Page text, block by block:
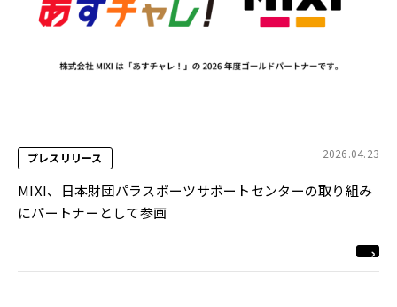
プレスリリース 2026.04.23
MIXI、日本財団パラスポーツサポートセンターの取り組み
にパートナーとして参画